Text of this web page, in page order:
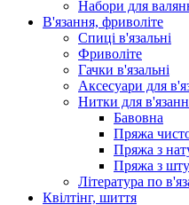
Набори для
В'язання, фриволіте
Спиці в'язальні
Фриволіте
Гачки в'язальні
Аксесуари для
Нитки для
Бавовна
Пряжа
Пряжа з
Пряжа з
Література по
Квілтінг, шиття